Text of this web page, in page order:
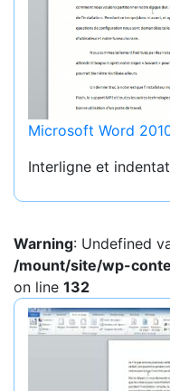
Microsoft Word
Interligne et
Warning: Undefined
/mount/site/wp-
on line 132